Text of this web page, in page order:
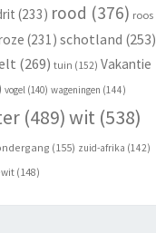
(233) rood (376) roos
(231) schotland (253)
(269) tuin (152) Vakantie
vogel(140) wageningen (144)
(489)wit (538)
(155) zuid-afrika (142)
(148)